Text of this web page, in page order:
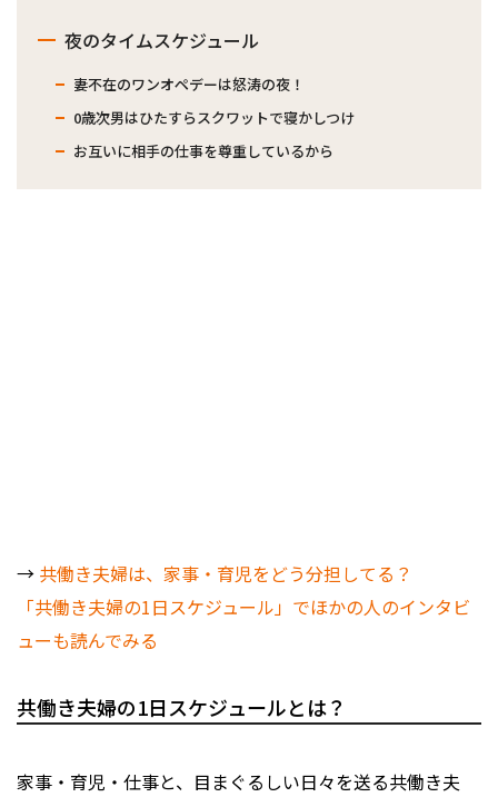
夜のタイムスケジュール
妻不在のワンオペデーは怒涛の夜！
0歳次男はひたすらスクワットで寝かしつけ
お互いに相手の仕事を尊重しているから
→ 共働き夫婦は、家事・育児をどう分担してる？
「共働き夫婦の1日スケジュール」でほかの人のインタビ
ューも読んでみる
共働き夫婦の1日スケジュールとは？
家事・育児・仕事と、目まぐるしい日々を送る共働き夫